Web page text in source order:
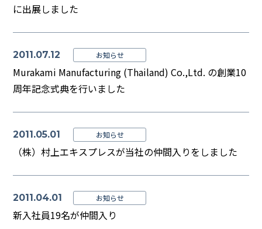
に出展しました
2011.07.12 お知らせ
Murakami Manufacturing (Thailand) Co.,Ltd. の創業10
周年記念式典を行いました
2011.05.01 お知らせ
（株）村上エキスプレスが当社の仲間入りをしました
2011.04.01 お知らせ
新入社員19名が仲間入り